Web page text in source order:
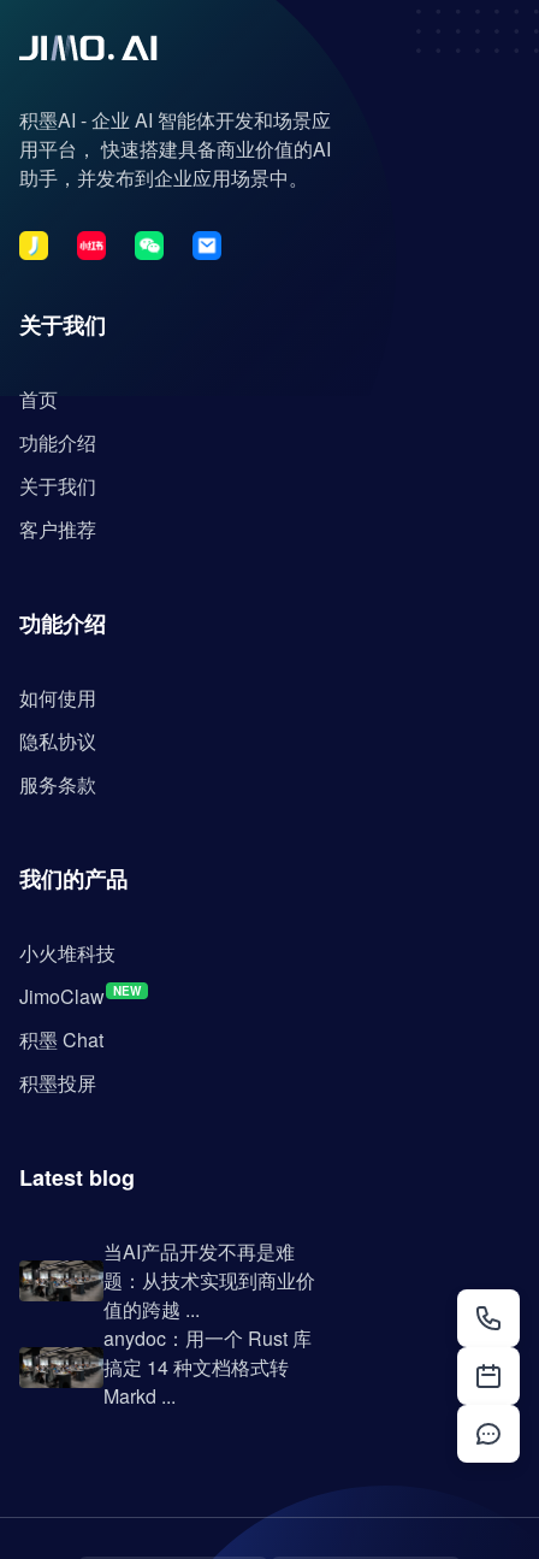
积墨AI - 企业 AI 智能体开发和场景应
用平台， 快速搭建具备商业价值的AI
助手，并发布到企业应用场景中。
关于我们
首页
功能介绍
关于我们
客户推荐
功能介绍
如何使用
隐私协议
服务条款
我们的产品
小火堆科技
JimoClaw NEW
积墨 Chat
积墨投屏
Latest blog
当AI产品开发不再是难
题：从技术实现到商业价
值的跨越 ...
anydoc：用一个 Rust 库
搞定 14 种文档格式转
Markd ...